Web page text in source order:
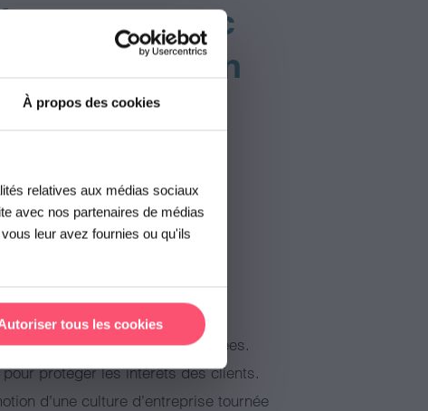
À propos des cookies
relatives aux médias sociaux
avec nos partenaires de médias
leur avez fournies ou qu'ils
tous les cookies
chez Vivetic
certification
des interactions de ses
satisfaction et la confiance des
active et des solutions adaptées.
protéger les intérêts des clients.
d’une culture d’entreprise tournée